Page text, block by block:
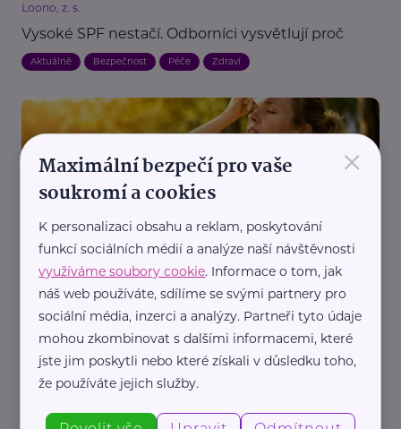
Loono, z. s.
Vysoké SPF nestačí. Odborníci vysvětlují proč
Aktuálně Bezpečnost Péče Zdraví
Jak přežít letní vedra? Sedm tipů, které ochrání
vaše srdce i zdraví
Aktuálně Bezpečnost Zdraví
×
Maximální bezpečí pro vaše
soukromí a cookies
K personalizaci obsahu a reklam, poskytování
funkcí sociálních médií a analýze naší návštěvnosti
využíváme soubory cookie. Informace o tom, jak
náš web používáte, sdílíme se svými partnery pro
sociální média, inzerci a analýzy. Partneři tyto údaje
mohou zkombinovat s dalšími informacemi, které
jste jim poskytli nebo které získali v důsledku toho,
že používáte jejich služby.